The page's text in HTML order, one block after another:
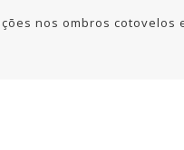
nos ombros cotovelos